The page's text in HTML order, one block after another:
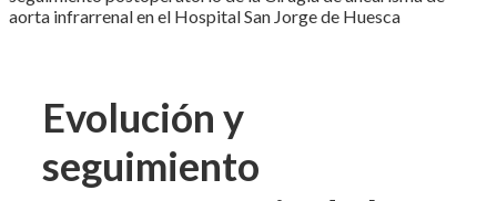
aorta infrarrenal en el Hospital San Jorge de Huesca
Evolución y
seguimiento